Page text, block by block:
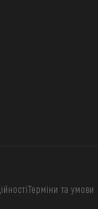
Терміни та умови